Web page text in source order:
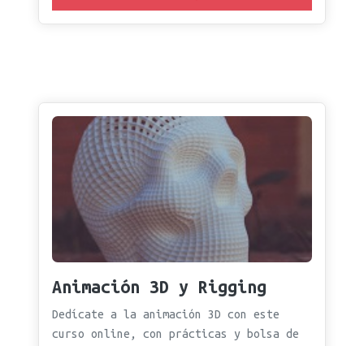
Animación 3D y Rigging
Dedícate a la animación 3D con este
curso online, con prácticas y bolsa de